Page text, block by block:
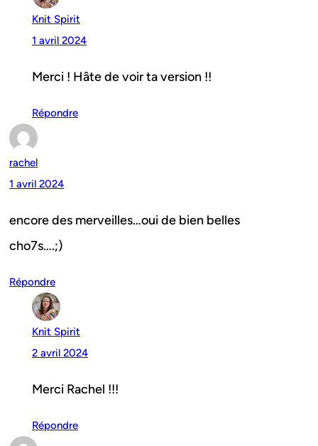
Knit Spirit
1 avril 2024
Merci ! Hâte de voir ta version !!
Répondre
rachel
1 avril 2024
encore des merveilles…oui de bien belles
cho7s….;)
Répondre
Knit Spirit
2 avril 2024
Merci Rachel !!!
Répondre